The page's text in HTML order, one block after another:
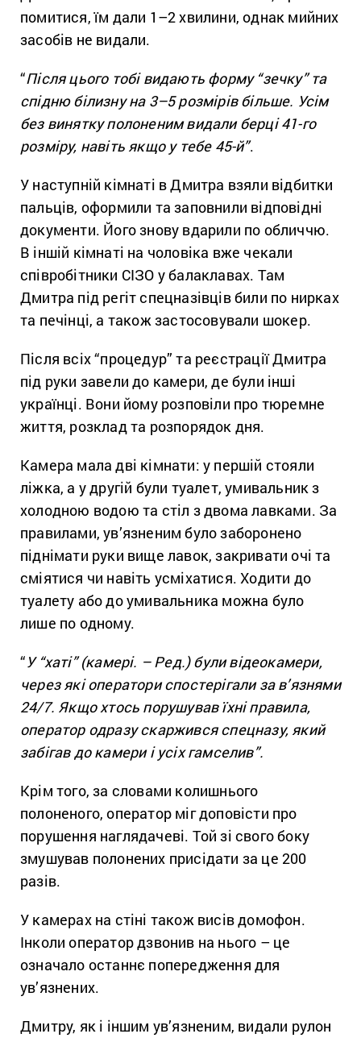
помитися, їм дали 1–2 хвилини, однак мийних
засобів не видали.
“Після цього тобі видають форму “зечку” та
спідню білизну на 3–5 розмірів більше. Усім
без винятку полоненим видали берці 41-го
розміру, навіть якщо у тебе 45-й”.
У наступній кімнаті в Дмитра взяли відбитки
пальців, оформили та заповнили відповідні
документи. Його знову вдарили по обличчю.
В іншій кімнаті на чоловіка вже чекали
співробітники СІЗО у балаклавах. Там
Дмитра під регіт спецназівців били по нирках
та печінці, а також застосовували шокер.
Після всіх “процедур” та реєстрації Дмитра
під руки завели до камери, де були інші
українці. Вони йому розповіли про тюремне
життя, розклад та розпорядок дня.
Камера мала дві кімнати: у першій стояли
ліжка, а у другій були туалет, умивальник з
холодною водою та стіл з двома лавками. За
правилами, ув’язненим було заборонено
піднімати руки вище лавок, закривати очі та
сміятися чи навіть усміхатися. Ходити до
туалету або до умивальника можна було
лише по одному.
“У “хаті” (камері. – Ред.) були відеокамери,
через які оператори спостерігали за в’язнями
24/7. Якщо хтось порушував їхні правила,
оператор одразу скаржився спецназу, який
забігав до камери і усіх гамселив”.
Крім того, за словами колишнього
полоненого, оператор міг доповісти про
порушення наглядачеві. Той зі свого боку
змушував полонених присідати за це 200
разів.
У камерах на стіні також висів домофон.
Інколи оператор дзвонив на нього – це
означало останнє попередження для
ув’язнених.
Дмитру, як і іншим ув’язненим, видали рулон